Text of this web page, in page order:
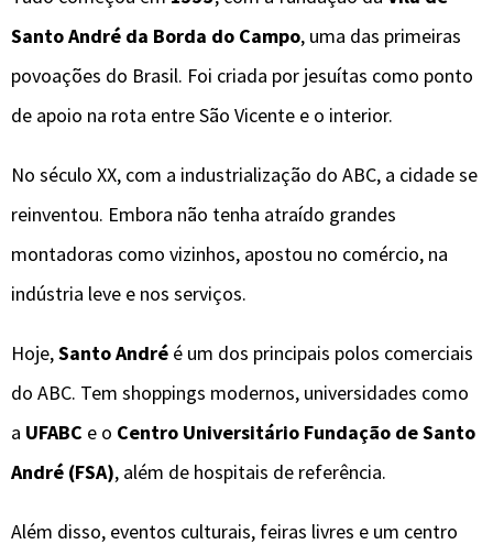
Santo André da Borda do Campo, uma das primeiras
povoações do Brasil. Foi criada por jesuítas como ponto
de apoio na rota entre São Vicente e o interior.
No século XX, com a industrialização do ABC, a cidade se
reinventou. Embora não tenha atraído grandes
montadoras como vizinhos, apostou no comércio, na
indústria leve e nos serviços.
Hoje,Santo André é um dos principais polos comerciais
do ABC. Tem shoppings modernos, universidades como
a UFABC e o Centro Universitário Fundação de Santo
André (FSA), além de hospitais de referência.
Além disso, eventos culturais, feiras livres e um centro